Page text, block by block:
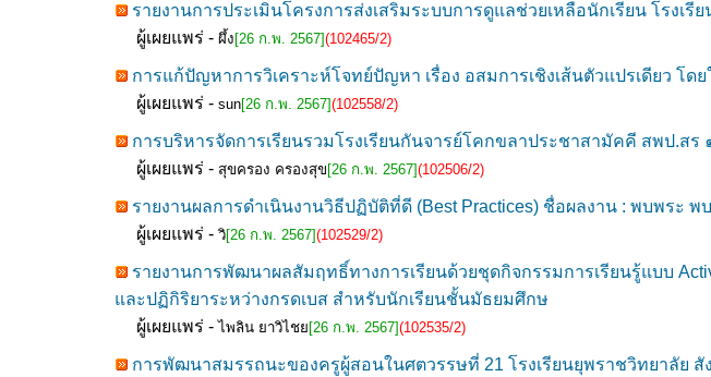
รายงานการประเมินโครงการส่งเสริมระบบการดูแลช่วยเหลือนักเรียน โรง
ผู้เผยแพร่ - ผึ้ง [26 ก.พ. 2567](102465/2)
การแก้ปัญหาการวิเคราะห์โจทย์ปัญหา เรื่อง อสมการเชิงเส้นตัวแปรเดียว โ
ผู้เผยแพร่ - sun[26 ก.พ. 2567](102558/2)
การบริหารจัดการเรียนรวมโรงเรียนกันจารย์โคกขลาประชาสามัคคี สพป.ส
ผู้เผยแพร่ - สุขครอง ครองสุข [26 ก.พ. 2567](102506/2)
รายงานผลการดำเนินงานวิธีปฏิบัติที่ดี (Best Practices) ชื่อผลงาน : พบพร
ผู้เผยแพร่ - วิ[26 ก.พ. 2567](102529/2)
รายงานการพัฒนาผลสัมฤทธิ์ทางการเรียนด้วยชุดกิจกรรมการเรียนรู้แบบ
และปฏิกิริยาระหว่างกรดเบส สำหรับนักเรียนชั้นมัธยมศึกษ
ผู้เผยแพร่ -ไพลิน ยาวิไชย [26 ก.พ. 2567](102535/2)
การพัฒนาสมรรถนะของครูผู้สอนในศตวรรษที่ 21 โรงเรียนยุพราชวิทยาลัย